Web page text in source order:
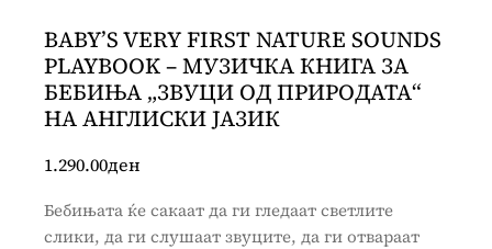
BABY’S VERY FIRST NATURE SOUNDS
PLAYBOOK – МУЗИЧКА КНИГА ЗА
БЕБИЊА „ЗВУЦИ ОД ПРИРОДАТА“
НА АНГЛИСКИ ЈАЗИК
1.290.00ден
Бебињата ќе сакаат да ги гледаат светлите
слики, да ги слушаат звуците, да ги отвараат